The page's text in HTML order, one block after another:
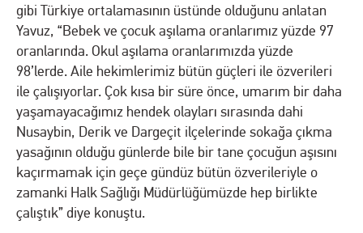
gibi Türkiye ortalamasının üstünde olduğunu anlatan
Yavuz, “Bebek ve çocuk aşılama oranlarımız yüzde 97
oranlarında. Okul aşılama oranlarımızda yüzde
98’lerde. Aile hekimlerimiz bütün güçleri ile özverileri
ile çalışıyorlar. Çok kısa bir süre önce, umarım bir daha
yaşamayacağımız hendek olayları sırasında dahi
Nusaybin, Derik ve Dargeçit ilçelerinde sokağa çıkma
yasağının olduğu günlerde bile bir tane çocuğun aşısını
kaçırmamak için geçe gündüz bütün özverileriyle o
zamanki Halk Sağlığı Müdürlüğümüzde hep birlikte
çalıştık” diye konuştu.